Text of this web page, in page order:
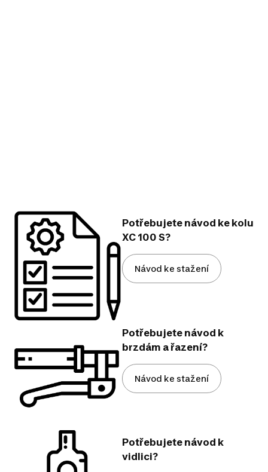
Potřebujete návod ke kolu
XC 100 S?
Návod ke stažení
Potřebujete návod k
brzdám a řazení?
Návod ke stažení
Potřebujete návod k
vidlici?